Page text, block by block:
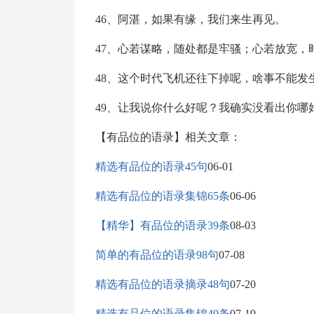
46、阿湛，如果有缘，我们来生再见。
47、心若谋略，随处都是牢骚；心若放宽，
48、这个时代飞机还往下掉呢，啥事不能发
49、让我说你什么好呢？我确实没看出你哪
【有品位的语录】相关文章：
精选有品位的语录45句06-01
精选有品位的语录集锦65条06-06
【精华】有品位的语录39条08-03
简单的有品位的语录98句07-08
精选有品位的语录摘录48句07-20